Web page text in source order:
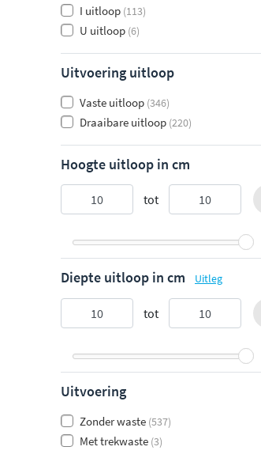
I uitloop (113)
U uitloop (6)
Uitvoering uitloop
Vaste uitloop (346)
Draaibare uitloop (220)
Hoogte uitloop in cm
tot
Diepte uitloop in cm Uitleg
tot
Uitvoering
Zonder waste (537)
Met trekwaste (3)